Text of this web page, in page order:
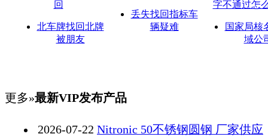
北车牌找回北牌
被朋友
丢失找回指标车
辆疑难
国家局核
域公
更多»最新VIP发布产品
2026-07-22 Nitronic 50不锈钢圆钢 厂家供应